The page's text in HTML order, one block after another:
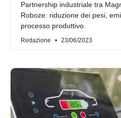
Partnership industriale tra
Roboze: riduzione dei pesi,
processo produttivo.
Redazione 23/06/2023